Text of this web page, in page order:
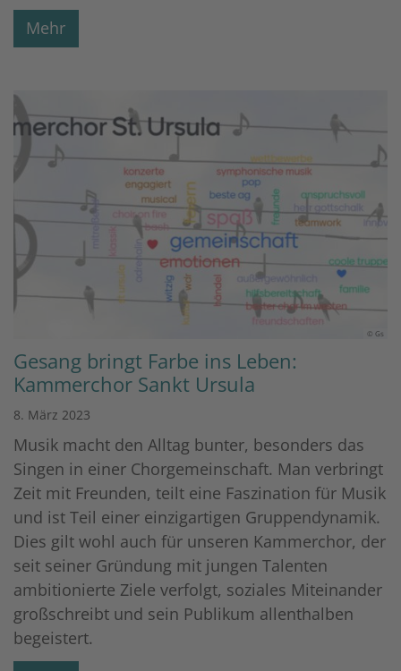
Mehr
© Gs
Gesang bringt Farbe ins Leben:
Kammerchor Sankt Ursula
8. März 2023
Musik macht den Alltag bunter, besonders das
Singen in einer Chorgemeinschaft. Man verbringt
Zeit mit Freunden, teilt eine Faszination für Musik
und ist Teil einer einzigartigen Gruppendynamik.
Dies gilt wohl auch für unseren Kammerchor, der
seit seiner Gründung mit jungen Talenten
ambitionierte Ziele verfolgt, soziales Miteinander
großschreibt und sein Publikum allenthalben
begeistert.